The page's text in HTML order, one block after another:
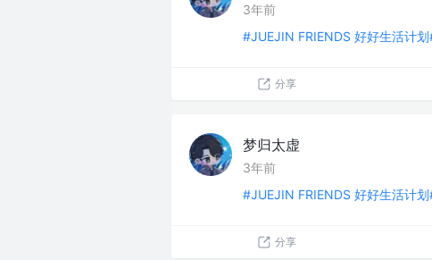
3年前
#JUEJIN FRIENDS 好好生活计
分享
梦归太虚
3年前
#JUEJIN FRIENDS 好好生活计
分享